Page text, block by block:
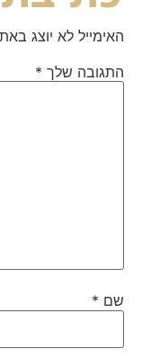
האימייל לא יוצג
התגובה שלך *
שם *